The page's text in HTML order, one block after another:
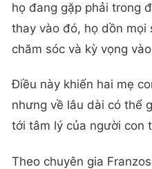
họ đang gặp phải trong
thay vào đó, họ dồn mọi
chăm sóc và kỳ vọng
Điều này khiến hai mẹ
nhưng về lâu dài có thể
tới tâm lý của người con
Theo chuyên gia